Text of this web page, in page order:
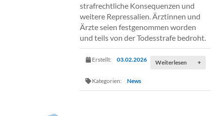
strafrechtliche Konsequenzen und
weitere Repressalien. Ärztinnen und
Ärzte seien festgenommen worden
und teils von der Todesstrafe bedroht.
Erstellt: 03.02.2026
Kategorien: News
Weiterlesen +